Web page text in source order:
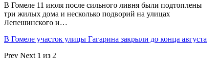
В Гомеле 11 июля после сильного ливня были подтоплены
три жилых дома и несколько подворий на улицах
Лепешинского и…
В Гомеле участок улицы Гагарина закрыли до конца августа
Prev Next 1 из 2